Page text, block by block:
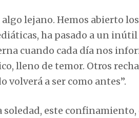
lejano. Hemos abierto
ha pasado a un
cuando cada día nos
lleno de temor. Otros
volverá a ser como antes”.
este confinamiento,